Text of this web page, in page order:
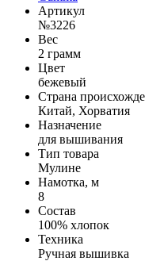
Артикул
№3226
Вес
2 грамм
Цвет
бежевый
Страна
Китай, Хорватия
Назначение
для вышивания
Тип товара
Мулине
Намотка, м
8
Состав
100% хлопок
Техника
Ручная вышивка